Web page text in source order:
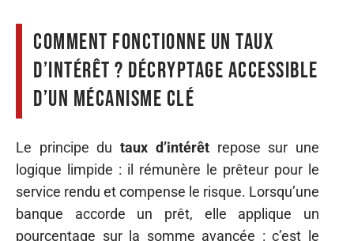
Comment fonctionne un taux
d’intérêt ? Décryptage accessible
d’un mécanisme clé
Le principe dutaux d’intérêtrepose sur une
logique limpide : il rémunère le prêteur pour le
service rendu et compense le risque. Lorsqu’une
banque accorde un prêt, elle applique un
pourcentage sur la somme avancée : c’est le